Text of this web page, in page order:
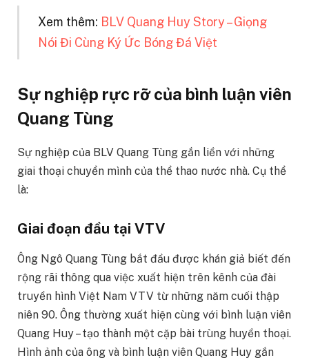
Xem thêm: BLV Quang Huy Story – Giọng
Nói Đi Cùng Ký Ức Bóng Đá Việt
Sự nghiệp rực rỡ của bình luận viên
Quang Tùng
Sự nghiệp của BLV Quang Tùng gắn liền với những
giai thoại chuyển mình của thể thao nước nhà. Cụ thể
là:
Giai đoạn đầu tại VTV
Ông Ngô Quang Tùng bắt đầu được khán giả biết đến
rộng rãi thông qua việc xuất hiện trên kênh của đài
truyền hình Việt Nam VTV từ những năm cuối thập
niên 90. Ông thường xuất hiện cùng với bình luận viên
Quang Huy – tạo thành một cặp bài trùng huyền thoại.
Hình ảnh của ông và bình luận viên Quang Huy gắn